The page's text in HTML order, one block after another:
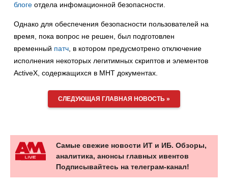
блоге отдела инфомационной безопасности.
Однако для обеспечения безопасности пользователей на
время, пока вопрос не решен, был подготовлен
временный патч, в котором предусмотрено отключение
исполнения некоторых легитимных скриптов и элементов
ActiveX, содержащихся в MHT документах.
СЛЕДУЮЩАЯ ГЛАВНАЯ НОВОСТЬ »
Самые свежие новости ИТ и ИБ. Обзоры,
аналитика, анонсы главных ивентов
Подписывайтесь на телеграм-канал!